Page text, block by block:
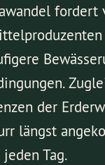
fordert
der
längst
Tag.